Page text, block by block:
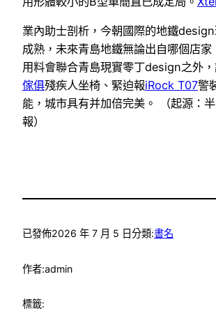
業內助士剖析，今朝國際的地鐵
成熟，未來青島地鐵無論出自哪個店家
用料會聯合青島現實零丁design之外
傢俱殘疾人坐椅、緊迫報iRock T07警
能，城市具有并加倍完美。 （起源：
報）
已發佈2026 年 7 月 5 日分類:書名
作者:admin
標籤: